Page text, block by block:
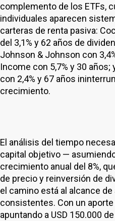
complemento de los ETFs,
individuales aparecen
carteras de renta pasiva:
del 3,1% y 62 años de
Johnson & Johnson con
Income con 5,7% y 30 años;
con 2,4% y 67 años
crecimiento.
El análisis del tiempo
capital objetivo —
crecimiento anual del 8%,
de precio y reinversión de
el camino está al alcance
consistentes. Con un aporte
apuntando a USD 150.000